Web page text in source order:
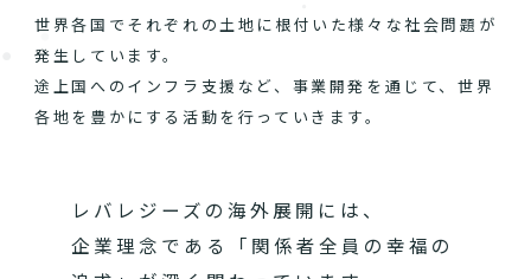
世界各国でそれぞれの土地に根付いた様々な社会問題が
発生しています。
途上国へのインフラ支援など、事業開発を通じて、世界
各地を豊かにする活動を行っていきます。
レバレジーズの海外展開には、
企業理念である「関係者全員の幸福の